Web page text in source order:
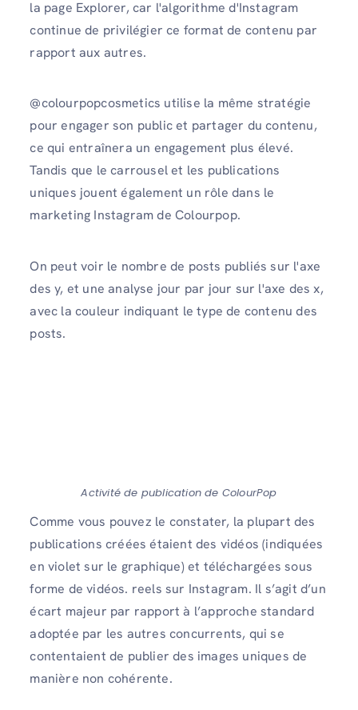
la page Explorer, car l'algorithme d'Instagram
continue de privilégier ce format de contenu par
rapport aux autres.
@colourpopcosmetics utilise la même stratégie
pour engager son public et partager du contenu,
ce qui entraînera un engagement plus élevé.
Tandis que le carrousel et les publications
uniques jouent également un rôle dans le
marketing Instagram de Colourpop.
On peut voir le nombre de posts publiés sur l'axe
des y, et une analyse jour par jour sur l'axe des x,
avec la couleur indiquant le type de contenu des
posts.
Activité de publication de ColourPop
Comme vous pouvez le constater, la plupart des
publications créées étaient des vidéos (indiquées
en violet sur le graphique) et téléchargées sous
forme de vidéos. reels sur Instagram. Il s’agit d’un
écart majeur par rapport à l’approche standard
adoptée par les autres concurrents, qui se
contentaient de publier des images uniques de
manière non cohérente.